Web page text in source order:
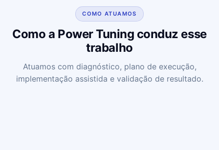
COMO ATUAMOS
Como a Power Tuning conduz esse
trabalho
Atuamos com diagnóstico, plano de execução,
implementação assistida e validação de resultado.